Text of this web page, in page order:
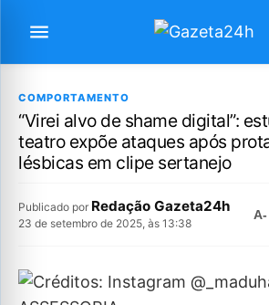
COMPORTAMENTO
“Virei alvo de shame digital”:
teatro expõe ataques após
lésbicas em clipe sertanejo
Publicado por Redação Gazeta24h
23 de setembro de 2025, às 13:38
A-